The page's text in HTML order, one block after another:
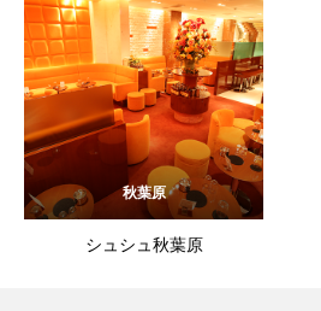
秋葉原
シュシュ秋葉原